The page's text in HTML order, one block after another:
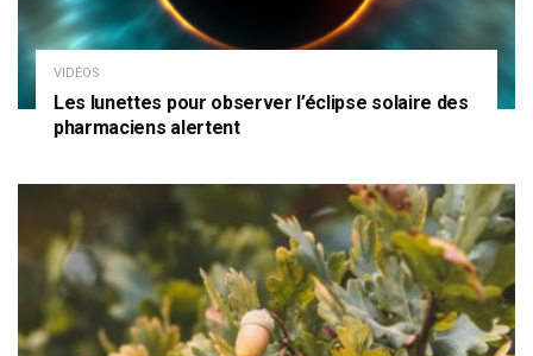
VIDÉOS
Les lunettes pour observer l’éclipse solaire des
pharmaciens alertent